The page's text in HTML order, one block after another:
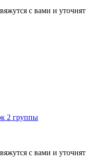
с вами и уточнят
2 группы
с вами и уточнят